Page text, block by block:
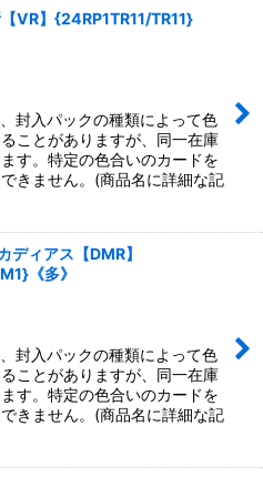
VR】{24RP1TR11/TR11}
封入パックの種類によって色
ことがありますが、同一在庫
す。特定の色合いのカードを
きません。(商品名に詳細な記
ディアス【DMR】
《多》
封入パックの種類によって色
ことがありますが、同一在庫
す。特定の色合いのカードを
きません。(商品名に詳細な記